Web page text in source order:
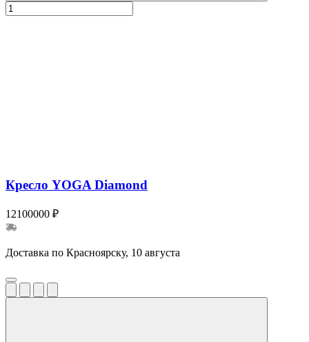
Кресло YOGA Diamond
12100000 ₽
Доставка по Красноярску, 10 августа